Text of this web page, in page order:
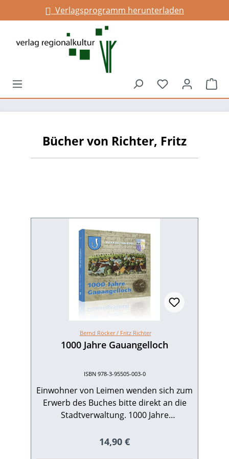
springenVerlagsprogramm herunterladen
Du hast 0
Bücher von Richter, Fritz
Bernd Röcker / Fritz Richter
1000 Jahre Gauangelloch
ISBN 978-3-95505-003-0
Einwohner von Leimen wenden sich zum
Erwerb des Buches bitte direkt an die
Stadtverwaltung. 1000 Jahre
Zeitspanne, auf die es anno 2016
Regulärer Preis:
14,90 €